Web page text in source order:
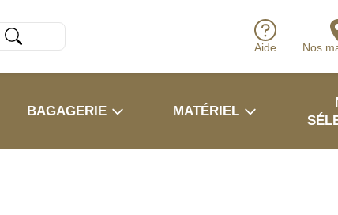
Aide Nos
BAGAGERIE MATÉRIEL